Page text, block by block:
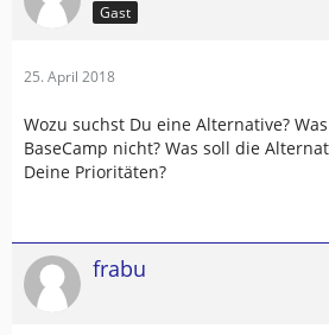
Gast
25. April 2018
Wozu suchst Du eine Alternative?
BaseCamp nicht? Was soll die
Deine Prioritäten?
frabu